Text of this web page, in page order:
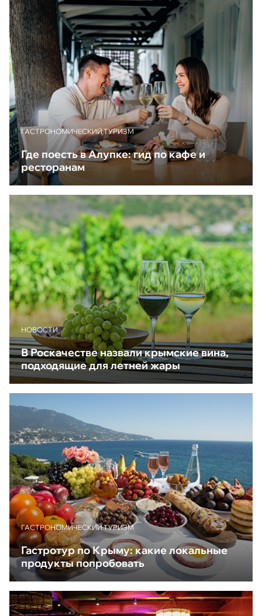
ГАСТРОНОМИЧЕСКИЙ ТУРИЗМ
Где поесть в Алупке: гид по кафе и
ресторанам
НОВОСТИ
В Роскачестве назвали крымские вина,
подходящие для летней жары
ГАСТРОНОМИЧЕСКИЙ ТУРИЗМ
Гастротур по Крыму: какие локальные
продукты попробовать